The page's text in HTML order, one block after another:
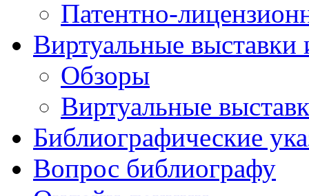
Патентно-
Виртуальные выставки
Обзоры
Виртуальные
Библиографические
Вопрос библиографу